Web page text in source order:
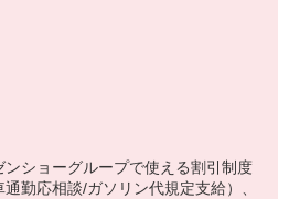
ショーグループで使える割引制度
勤応相談/ガソリン代規定支給）、